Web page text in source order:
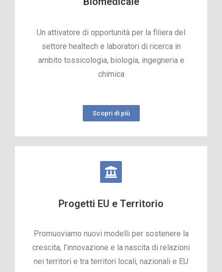
Un attivatore di opportunità per la filiera del
settore healtech e laboratori di ricerca in
ambito tossicologia, biologia, ingegneria e
chimica
Scopri di più
Progetti EU e Territorio
Promuoviamo nuovi modelli per sostenere la
crescita, l’innovazione e la nascita di relazioni
nei territori e tra territori locali, nazionali e EU